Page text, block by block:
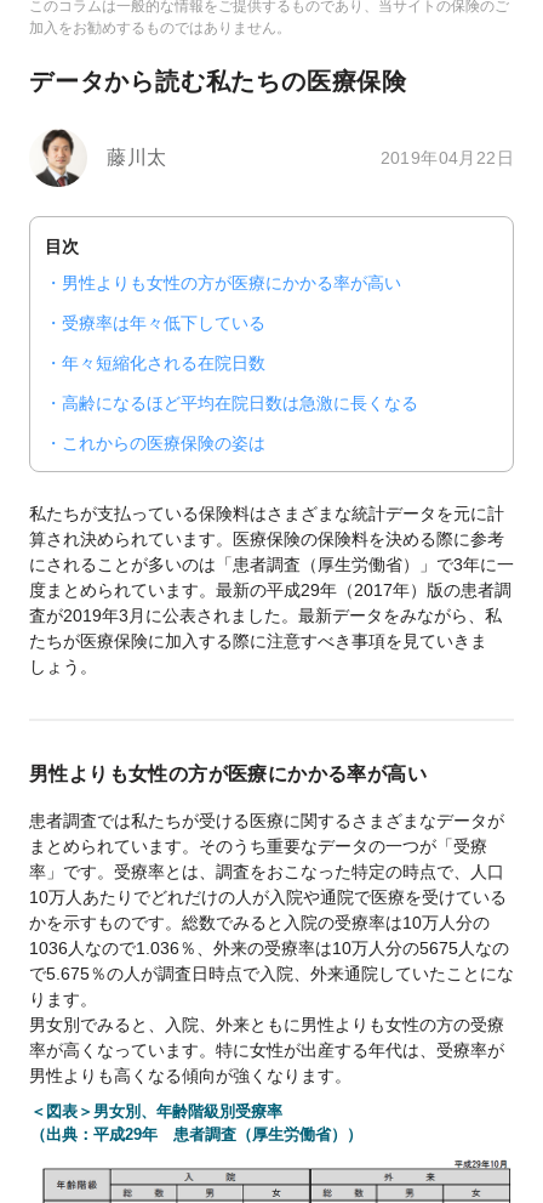
このコラムは一般的な情報をご提供するものであり、当サイトの保険のご
加入をお勧めするものではありません。
データから読む私たちの医療保険
藤川太 2019年04月22日
目次
男性よりも女性の方が医療にかかる率が高い
受療率は年々低下している
年々短縮化される在院日数
高齢になるほど平均在院日数は急激に長くなる
これからの医療保険の姿は
私たちが支払っている保険料はさまざまな統計データを元に計
算され決められています。医療保険の保険料を決める際に参考
にされることが多いのは「患者調査（厚生労働省）」で3年に一
度まとめられています。最新の平成29年（2017年）版の患者調
査が2019年3月に公表されました。最新データをみながら、私
たちが医療保険に加入する際に注意すべき事項を見ていきま
しょう。
男性よりも女性の方が医療にかかる率が高い
患者調査では私たちが受ける医療に関するさまざまなデータが
まとめられています。そのうち重要なデータの一つが「受療
率」です。受療率とは、調査をおこなった特定の時点で、人口
10万人あたりでどれだけの人が入院や通院で医療を受けている
かを示すものです。総数でみると入院の受療率は10万人分の
1036人なので1.036％、外来の受療率は10万人分の5675人なの
で5.675％の人が調査日時点で入院、外来通院していたことにな
ります。
男女別でみると、入院、外来ともに男性よりも女性の方の受療
率が高くなっています。特に女性が出産する年代は、受療率が
男性よりも高くなる傾向が強くなります。
＜図表＞男女別、年齢階級別受療率
（出典：平成29年 患者調査（厚生労働省））